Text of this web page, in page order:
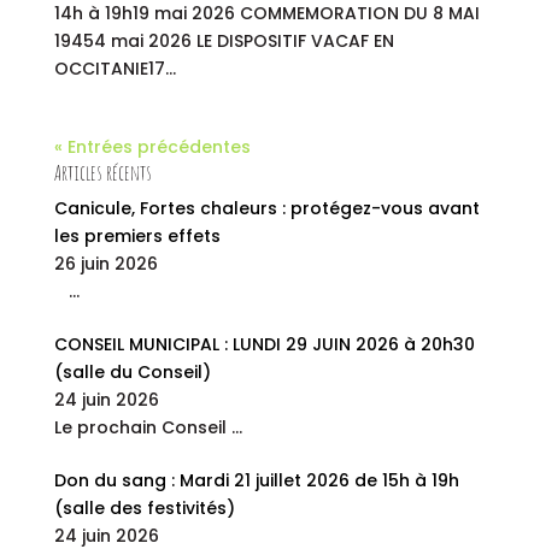
14h à 19h19 mai 2026 COMMEMORATION DU 8 MAI
19454 mai 2026 LE DISPOSITIF VACAF EN
OCCITANIE17...
« Entrées précédentes
Articles récents
Canicule, Fortes chaleurs : protégez-vous avant
les premiers effets
26 juin 2026
…
CONSEIL MUNICIPAL : LUNDI 29 JUIN 2026 à 20h30
(salle du Conseil)
24 juin 2026
Le prochain Conseil …
Don du sang : Mardi 21 juillet 2026 de 15h à 19h
(salle des festivités)
24 juin 2026